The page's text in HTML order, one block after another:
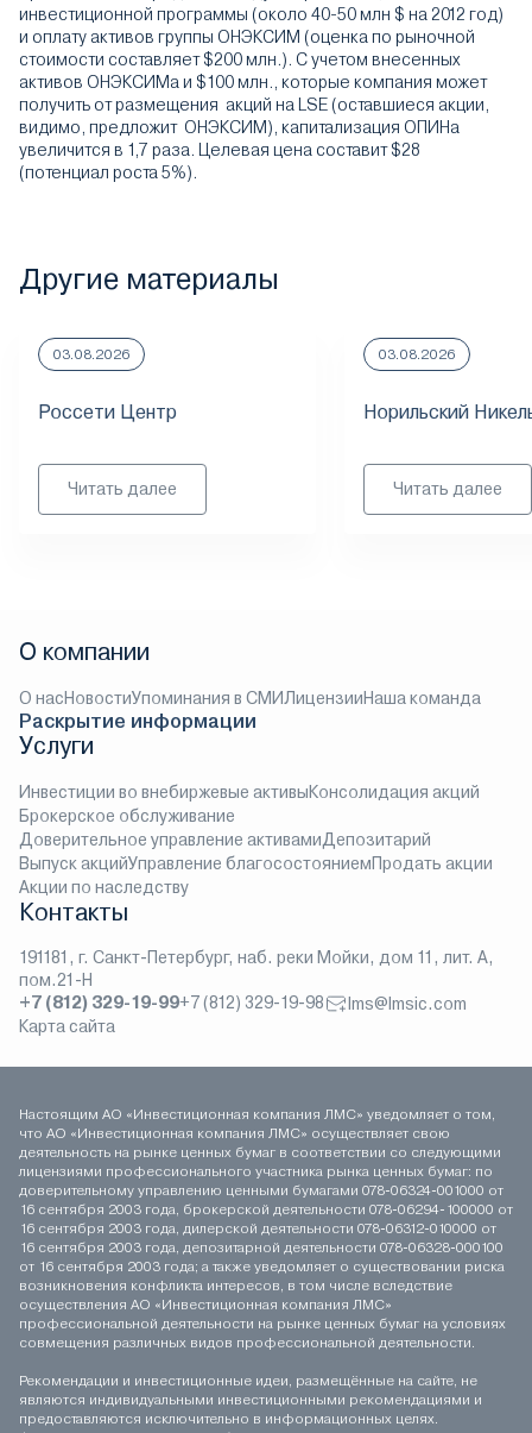
инвестиционной программы (около 40-50 млн $ на 2012 год)
и оплату активов группы ОНЭКСИМ (оценка по рыночной
стоимости составляет $200 млн.). С учетом внесенных
активов ОНЭКСИМа и $100 млн., которые компания может
получить от размещения акций на LSE (оставшиеся акции,
видимо, предложит ОНЭКСИМ), капитализация ОПИНа
увеличится в 1,7 раза. Целевая цена составит $28
(потенциал роста 5%).
Другие материалы
03.08.2026
Россети Центр
Читать далее
03.08.2026
Норильский
Читать далее
О компании
О насНовостиУпоминания в СМИЛицензииНаша команда
Раскрытие информации
Услуги
Инвестиции во внебиржевые активыКонсолидация акций
Брокерское обслуживание
Доверительное управление активамиДепозитарий
Выпуск акцийУправление благосостояниемПродать акции
Акции по наследству
Контакты
191181, г. Санкт-Петербург, наб. реки Мойки, дом 11, лит. А,
пом.21-Н
+7 (812) 329-19-99+7 (812) 329-19-98
lms@lmsic.com
Карта сайта
Настоящим АО «Инвестиционная компания ЛМС» уведомляет о том,
что АО «Инвестиционная компания ЛМС» осуществляет свою
деятельность на рынке ценных бумаг в соответствии со следующими
лицензиями профессионального участника рынка ценных бумаг: по
доверительному управлению ценными бумагами 078-06324-001000 от
16 сентября 2003 года, брокерской деятельности 078-06294-100000 от
16 сентября 2003 года, дилерской деятельности 078-06312-010000 от
16 сентября 2003 года, депозитарной деятельности 078-06328-000100
от 16 сентября 2003 года; а также уведомляет о существовании риска
возникновения конфликта интересов, в том числе вследствие
осуществления АО «Инвестиционная компания ЛМС»
профессиональной деятельности на рынке ценных бумаг на условиях
совмещения различных видов профессиональной деятельности.
Рекомендации и инвестиционные идеи, размещённые на сайте, не
являются индивидуальными инвестиционными рекомендациями и
предоставляются исключительно в информационных целях.